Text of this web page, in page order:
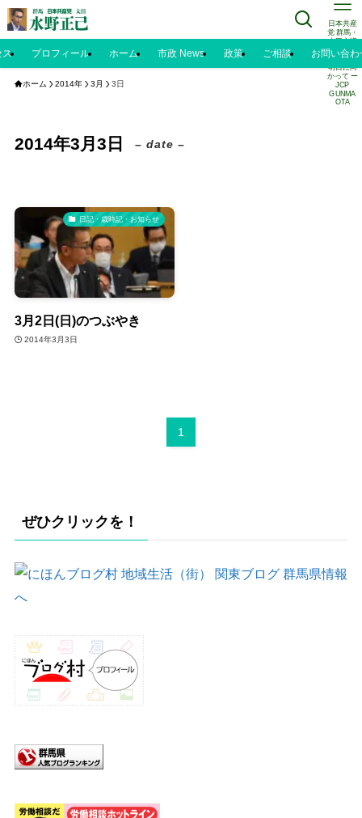
日本共産
党 群馬・
太田市議
水野正己
のブログ |
明日に向
かって ー
JCP
GUNMA
OTA
ス プロフィール ホーム 市政 News 政策 ご相談 お問い合わ
ホーム 2014年 3月 3日
2014年3月3日 – date –
日記・歳時記・お知らせ
3月2日(日)のつぶやき
2014年3月3日
1
ぜひクリックを！